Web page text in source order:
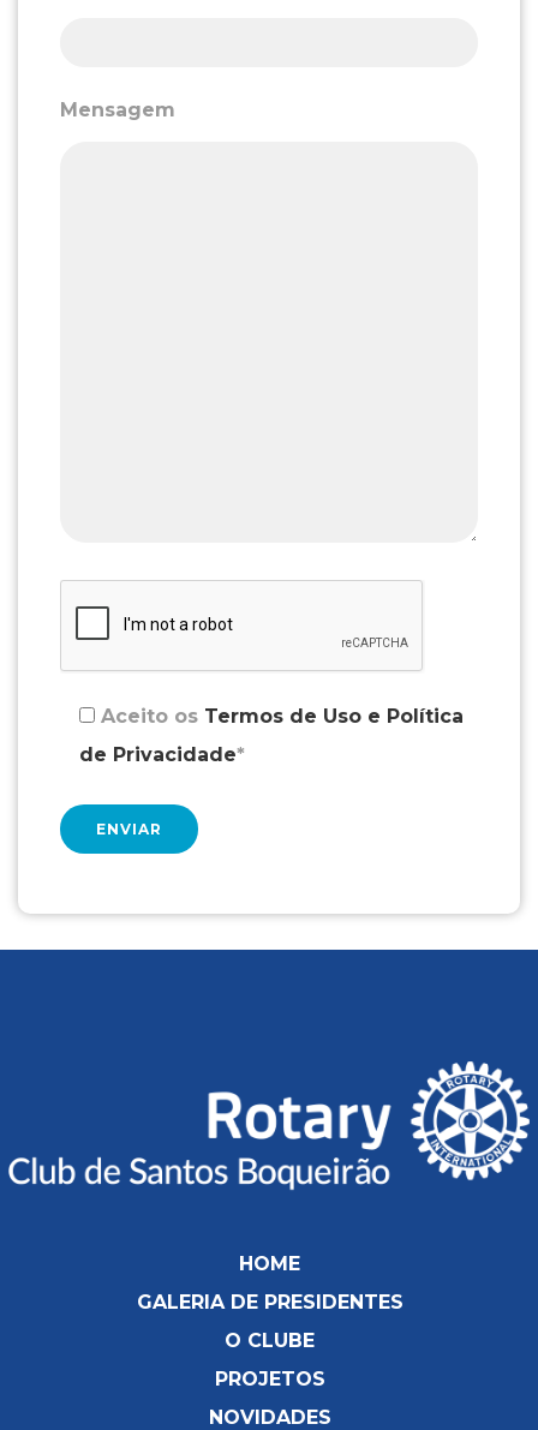
Mensagem
Aceito os Termos de Uso e Política
de Privacidade*
HOME
GALERIA DE PRESIDENTES
O CLUBE
PROJETOS
NOVIDADES